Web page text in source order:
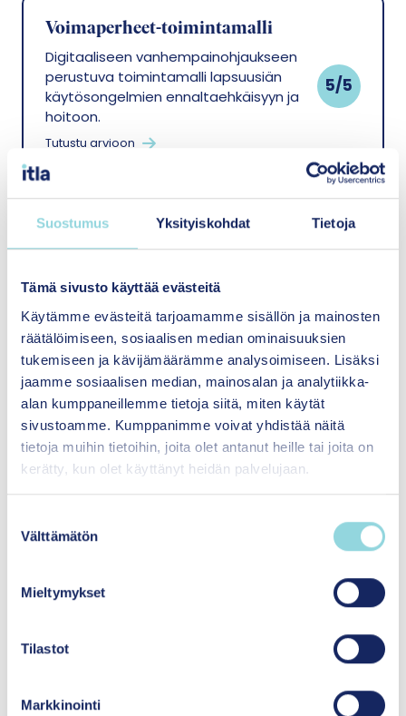
Suostumus Yksityiskohdat Tietoja
Tämä sivusto käyttää evästeitä
Käytämme evästeitä tarjoamamme sisällön ja mainosten
räätälöimiseen, sosiaalisen median ominaisuuksien
tukemiseen ja kävijämäärämme analysoimiseen. Lisäksi
jaamme sosiaalisen median, mainosalan ja analytiikka-
alan kumppaneillemme tietoja siitä, miten käytät
sivustoamme. Kumppanimme voivat yhdistää näitä
tietoja muihin tietoihin, joita olet antanut heille tai joita on
kerätty, kun olet käyttänyt heidän palvelujaan.
Välttämätön
Mieltymykset
Tilastot
Markkinointi
Voimaperheet-toimintamalli
Digitaaliseen vanhempainohjaukseen
perustuva toimintamalli lapsuusiän
käytösongelmien ennaltaehkäisyyn ja
hoitoon.
Tutustu arvioon
5/5
ABC-vanhemmuusryhmä
Lasten terveyden ja myönteisen
Tutustu arvioon
Friends-ohjelma: Friends for Life
Ohjelma lasten mielen hyvinvoinnin
tukemiseksi
Tutustu arvioon
4/5
ICDP – kannustava
Lapsen ja vanhemman välisen
4/5